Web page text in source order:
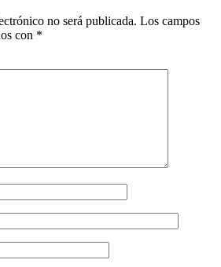
no será publicada. Los campos
con *